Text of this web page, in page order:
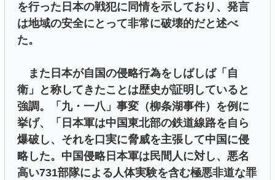
を行った日本の戦犯に同情を示しており、発言
は地域の安全にとって非常に破壊的だと述べ
た。
また日本が自国の侵略行為をしばしば「自
衛」と称してきたことは歴史が証明していると
強調。「九・一八」事変（柳条湖事件）を例に
挙げ、「日本軍は中国東北部の鉄道線路を自ら
爆破し、それを口実に脅威を主張して中国に侵
略した。中国侵略日本軍は民間人に対し、悪名
高い731部隊による人体実験を含む極悪非道な罪